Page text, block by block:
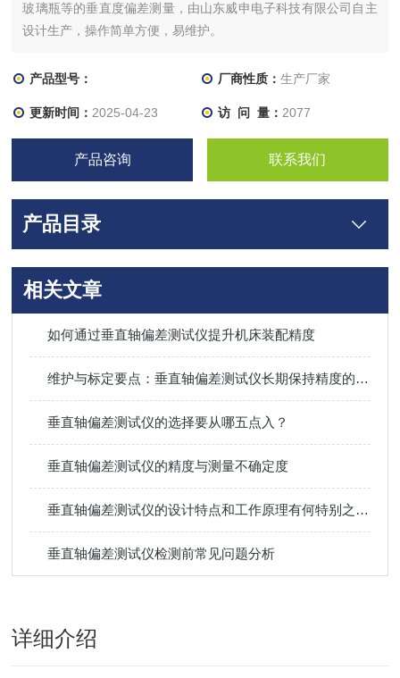
玻璃瓶等的垂直度偏差测量，由山东威申电子科技有限公司自主
设计生产，操作简单方便，易维护。
产品型号： 厂商性质： 生产厂家
更新时间： 2025-04-23 访 问 量： 2077
产品咨询 联系我们
产品目录
相关文章
如何通过垂直轴偏差测试仪提升机床装配精度
维护与标定要点：垂直轴偏差测试仪长期保持精度的管理方法​
垂直轴偏差测试仪的选择要从哪五点入？
垂直轴偏差测试仪的精度与测量不确定度
垂直轴偏差测试仪的设计特点和工作原理有何特别之处？
垂直轴偏差测试仪检测前常见问题分析
详细介绍